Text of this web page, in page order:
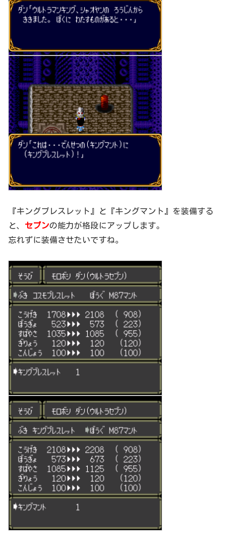
『キングブレスレット』と『キングマント』を装備する
と、 セブンの能力が格段にアップします。
忘れずに装備させたいですね。